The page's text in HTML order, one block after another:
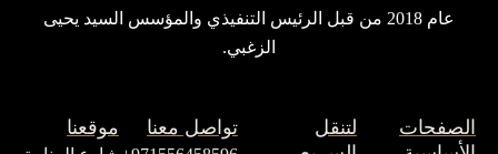
عام 2018 من قبل الرئيس التنفيذي والمؤسس السيد يحيى
الزغبي.
الصفحات
لتنقل
تواصل معنا موقعنا